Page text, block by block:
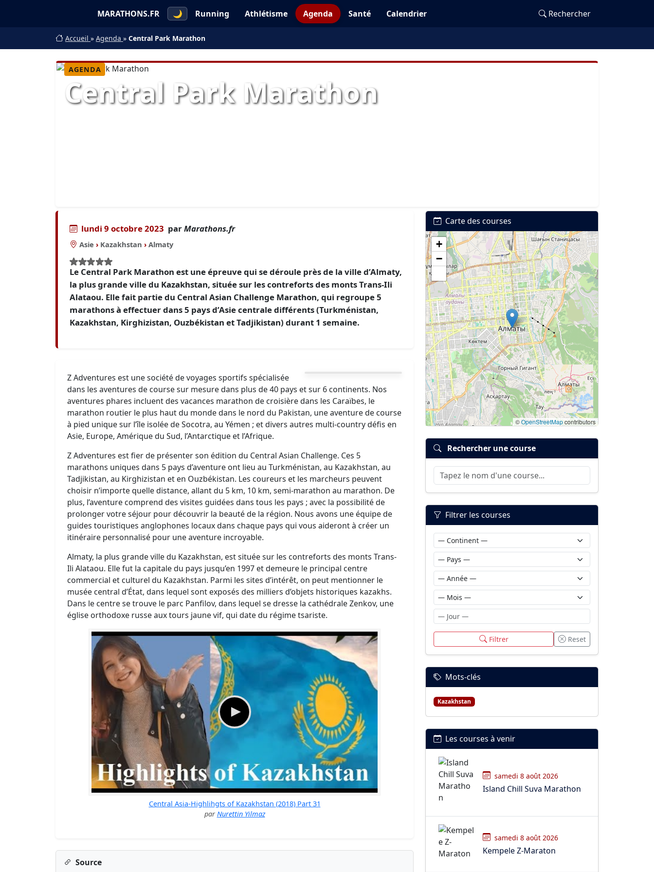
MARATHONS.FR 🌙 Running Athlétisme Agenda Santé Calendrier Rechercher
Accueil » Agenda » Central Park Marathon
AGENDA
Central Park Marathon
lundi 9 octobre 2023 parMarathons.fr
Asie › Kazakhstan › Almaty
Le Central Park Marathon est une épreuve qui se déroule près de la ville d’Almaty,
la plus grande ville du Kazakhstan, située sur les contreforts des monts Trans-Ili
Alataou. Elle fait partie du Central Asian Challenge Marathon, qui regroupe 5
marathons à effectuer dans 5 pays d’Asie centrale différents (Turkménistan,
Kazakhstan, Kirghizistan, Ouzbékistan et Tadjikistan) durant 1 semaine.
Z Adventures est une société de voyages sportifs spécialisée
dans les aventures de course sur mesure dans plus de 40 pays et sur 6 continents. Nos
aventures phares incluent des vacances marathon de croisière dans les Caraïbes, le
marathon routier le plus haut du monde dans le nord du Pakistan, une aventure de course
à pied unique sur l’île isolée de Socotra, au Yémen ; et divers autres multi-country défis en
Asie, Europe, Amérique du Sud, l’Antarctique et l’Afrique.
Z Adventures est fier de présenter son édition du Central Asian Challenge. Ces 5
marathons uniques dans 5 pays d’aventure ont lieu au Turkménistan, au Kazakhstan, au
Tadjikistan, au Kirghizistan et en Ouzbékistan. Les coureurs et les marcheurs peuvent
choisir n’importe quelle distance, allant du 5 km, 10 km, semi-marathon au marathon. De
plus, l’aventure comprend des visites guidées dans tous les pays ; avec la possibilité de
prolonger votre séjour pour découvrir la beauté de la région. Nous avons une équipe de
guides touristiques anglophones locaux dans chaque pays qui vous aideront à créer un
itinéraire personnalisé pour une aventure incroyable.
Almaty, la plus grande ville du Kazakhstan, est située sur les contreforts des monts Trans-
Ili Alataou. Elle fut la capitale du pays jusqu’en 1997 et demeure le principal centre
commercial et culturel du Kazakhstan. Parmi les sites d’intérêt, on peut mentionner le
musée central d’État, dans lequel sont exposés des milliers d’objets historiques kazakhs.
Dans le centre se trouve le parc Panfilov, dans lequel se dresse la cathédrale Zenkov, une
église orthodoxe russe aux tours jaune vif, qui date du régime tsariste.
Central Asia-Highlihgts of Kazakhstan (2018) Part 31
par Nurettin Yilmaz
Source
Carte des courses
+
−
©OpenStreetMapcontributors
Rechercher une course
Filtrer les courses
Filtrer Reset
Mots-clés
Kazakhstan
Les courses à venir
samedi 8 août 2026
Island Chill Suva Marathon
samedi 8 août 2026
Kempele Z-Maraton